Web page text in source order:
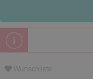
Wunschliste